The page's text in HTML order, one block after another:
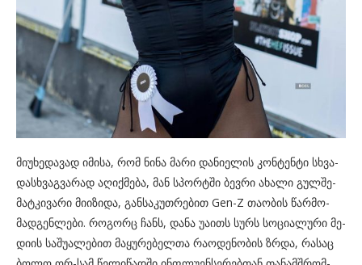
მი­უ­ხე­და­ვად იმი­სა, რომ ნინა მარი და­ნი­ე­ლის კონ­ტენ­ტი სხვა­
დას­ხვაგ­ვა­რად აღიქ­მე­ბა, მან სპორ­ტში ბევ­რი ახა­ლი გულ­შე­
მატ­კი­ვა­რი მი­ი­ზი­და, გან­სა­კუთ­რე­ბით Gen-Z თა­ო­ბის წარ­მო­
მად­გენ­ლე­ბი. რო­გორც ჩანს, დანა უა­ითს სურს სო­ცი­ა­ლუ­რი მე­
დი­ის სა­შუ­ა­ლე­ბით მა­ყუ­რე­ბელ­თა რა­ო­დე­ნო­ბის ზრდა, რა­საც